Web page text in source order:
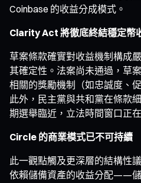
Coinbase 的收益分成模式。
Clarity Act 將徹底終結穩定幣
草案條款確實對收益機制構成
其確定性。法案尚未通過，草
相關的獎勵機制（如忠誠度、
此外，民主黨與共和黨在條款
期選舉臨近，立法時間窗口正
Circle 的商業模式已不可持續
此一觀點觸及更深層的結構性
依賴儲備資產的收益分配——